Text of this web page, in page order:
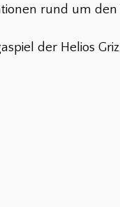
rund um den
der Helios